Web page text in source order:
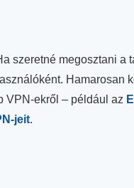
szeretné megosztani a
Hamarosan
VPN-ekről – például az
jeit.